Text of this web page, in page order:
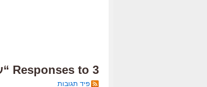
3 Responses to “עכשיו הכל בסדר”
פיד תגובות